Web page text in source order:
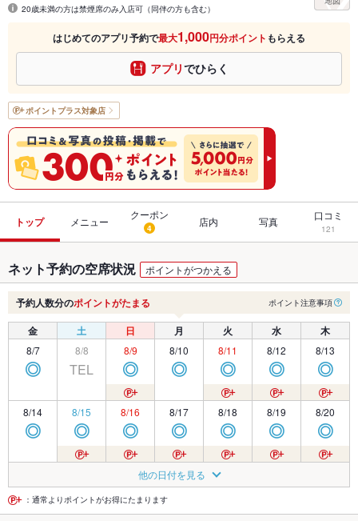
20歳未満の方は禁煙席のみ入店可（同伴の方も含む）
はじめてのアプリ予約で最大1,000円分ポイント もらえる
アプリでひらく
ポイントプラス対象店
トップ メニュー
クーポン
4 店内 写真 口コミ
121
ネット予約の空席状況 ポイントがつかえる
予約人数分のポイントがたまる ポイント注意事項
金 土 日 月 火 水 木
8/7
◎
8/8
TEL
8/9
◎
8/10
◎
8/11
◎
8/12
◎
8/13
◎
8/14
◎
8/15
◎
8/16
◎
8/17
◎
8/18
◎
8/19
◎
8/20
◎
◎ ◎
8/23
◎
8/24
◎
8/25
◎ ◎ ◎
他の日付を見る
：通常よりポイントがお得にたまります